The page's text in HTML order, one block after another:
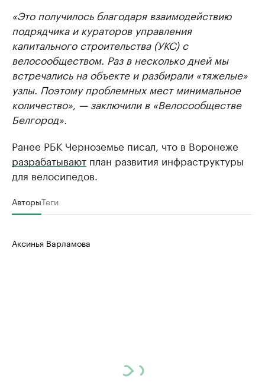
«Это получилось благодаря взаимодействию
подрядчика и кураторов управления
капитального строительства (УКС) с
велосообществом. Раз в несколько дней мы
встречались на объекте и разбирали «тяжелые»
узлы. Поэтому проблемных мест минимальное
количество», — заключили в «Велосообществе
Белгород».
Ранее РБК Черноземье писал, что в Воронеже
разрабатывают план развития инфраструктуры
для велосипедов.
АвторыТеги
Аксинья Варламова